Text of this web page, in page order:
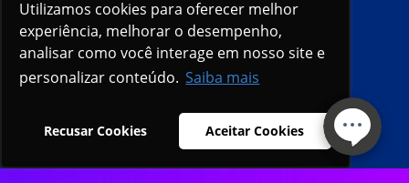
Utilizamos cookies para oferecer melhor
experiência, melhorar o desempenho,
analisar como você interage em nosso site e
personalizar conteúdo. Saiba mais
Recusar Cookies Aceitar Cookies
Utilizamos cookies para oferecer melhor
experiência, melhorar o desempenho,
analisar como você interage em nosso site e
personalizar conteúdo. Saiba mais
Recusar Cookies Aceitar Cookies